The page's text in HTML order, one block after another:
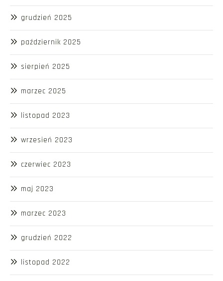
grudzień 2025
październik 2025
sierpień 2025
marzec 2025
listopad 2023
wrzesień 2023
czerwiec 2023
maj 2023
marzec 2023
grudzień 2022
listopad 2022